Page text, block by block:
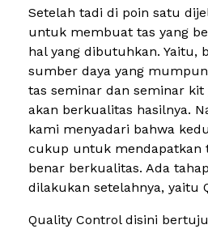
Setelah tadi di poin satu
untuk membuat tas yang
hal yang dibutuhkan. Yaitu,
sumber daya yang
tas seminar dan seminar
akan berkualitas hasilnya.
kami menyadari bahwa
cukup untuk mendapatkan
benar berkualitas. Ada
dilakukan setelahnya, yaitu
Quality Control disini